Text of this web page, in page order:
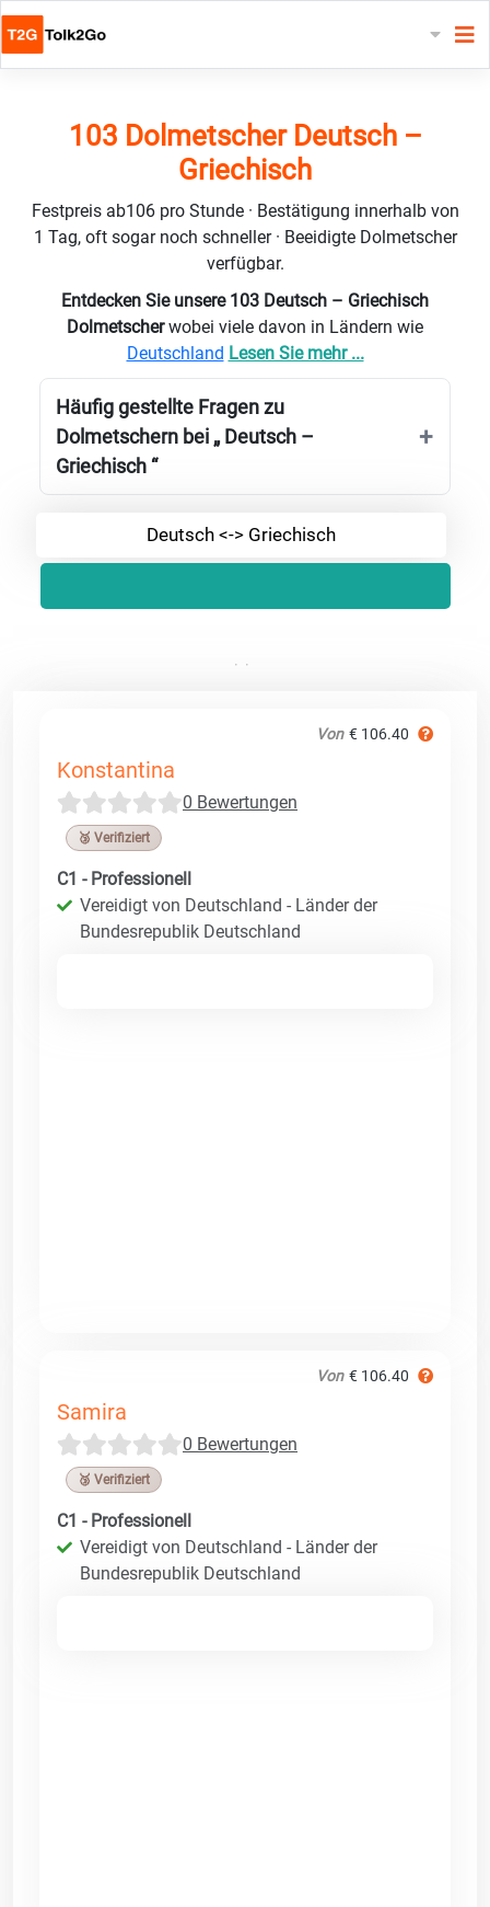
103 Dolmetscher Deutsch –
Griechisch
Festpreis ab106 pro Stunde · Bestätigung innerhalb von
1 Tag, oft sogar noch schneller · Beeidigte Dolmetscher
verfügbar.
Entdecken Sie unsere 103 Deutsch – Griechisch
Dolmetscherwobei viele davon in Ländern wie
Deutschland Lesen Sie mehr ...
Häufig gestellte Fragen zu
Dolmetschern bei „ Deutsch –
Griechisch “
Deutsch <-> Griechisch
Von € 106.40
Konstantina
0 Bewertungen
🥉 Verifiziert
C1 - Professionell
Vereidigt von Deutschland - Länder der
Bundesrepublik Deutschland
Von € 106.40
Samira
0 Bewertungen
🥉 Verifiziert
C1 - Professionell
Vereidigt von Deutschland - Länder der
Bundesrepublik Deutschland